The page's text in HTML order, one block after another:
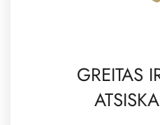
GREITAS